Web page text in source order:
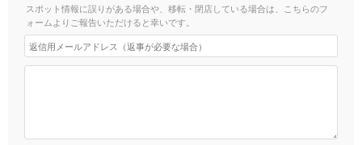
スポット情報に誤りがある場合や、移転・閉店している場合は、こちらのフ
ォームよりご報告いただけると幸いです。